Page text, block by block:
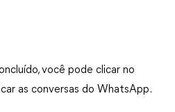
você pode clicar no
as conversas do WhatsApp.